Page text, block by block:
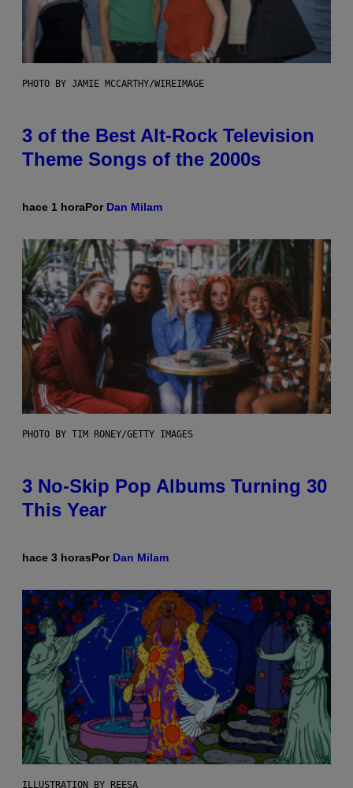
PHOTO BY JAMIE MCCARTHY/WIREIMAGE
3 of the Best Alt-Rock Television
Theme Songs of the 2000s
hace 1 horaPor Dan Milam
PHOTO BY TIM RONEY/GETTY IMAGES
3 No-Skip Pop Albums Turning 30
This Year
hace 3 horasPor Dan Milam
ILLUSTRATION BY REESA